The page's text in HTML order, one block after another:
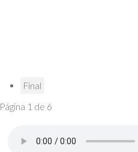
Final
Página 1 de 6